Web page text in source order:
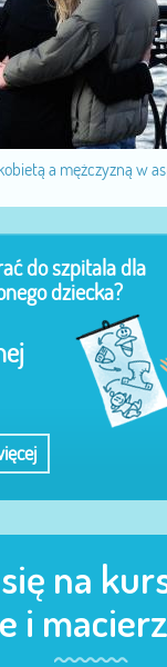
a mężczyzną w
do szpitala dla
dziecka?
na
i